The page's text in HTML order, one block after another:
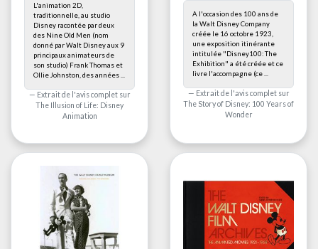
L'animation 2D,
traditionnelle, au studio
Disney racontée par deux
des Nine Old Men (nom
donné par Walt Disney aux 9
principaux animateurs de
son studio) Frank Thomas et
Ollie Johnston, des années ...
Extrait de l'avis complet sur
The Illusion of Life: Disney
Animation
A l'occasion des 100 ans de
la Walt Disney Company
créée le 16 octobre 1923,
une exposition itinérante
intitulée "Disney100: The
Exhibition" a été créée et ce
livre l'accompagne (ce ...
Extrait de l'avis complet sur
The Story of Disney: 100 Years of
Wonder